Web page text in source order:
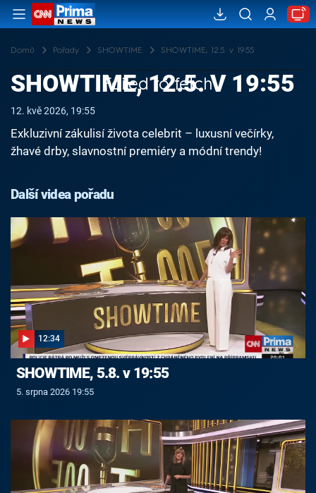
Domů Pořady SHOWTIME SHOWTIME, 12.5. v 19:55
Failed to fetch
SHOWTIME, 12.5. V 19:55
12. kvě 2026, 19:55
Exkluzivní zákulisí života celebrit – luxusní večírky,
žhavé drby, slavnostní premiéry a módní trendy!
Další videa pořadu
12:34
SHOWTIME, 5.8. v 19:55
5. srpna 2026 19:55